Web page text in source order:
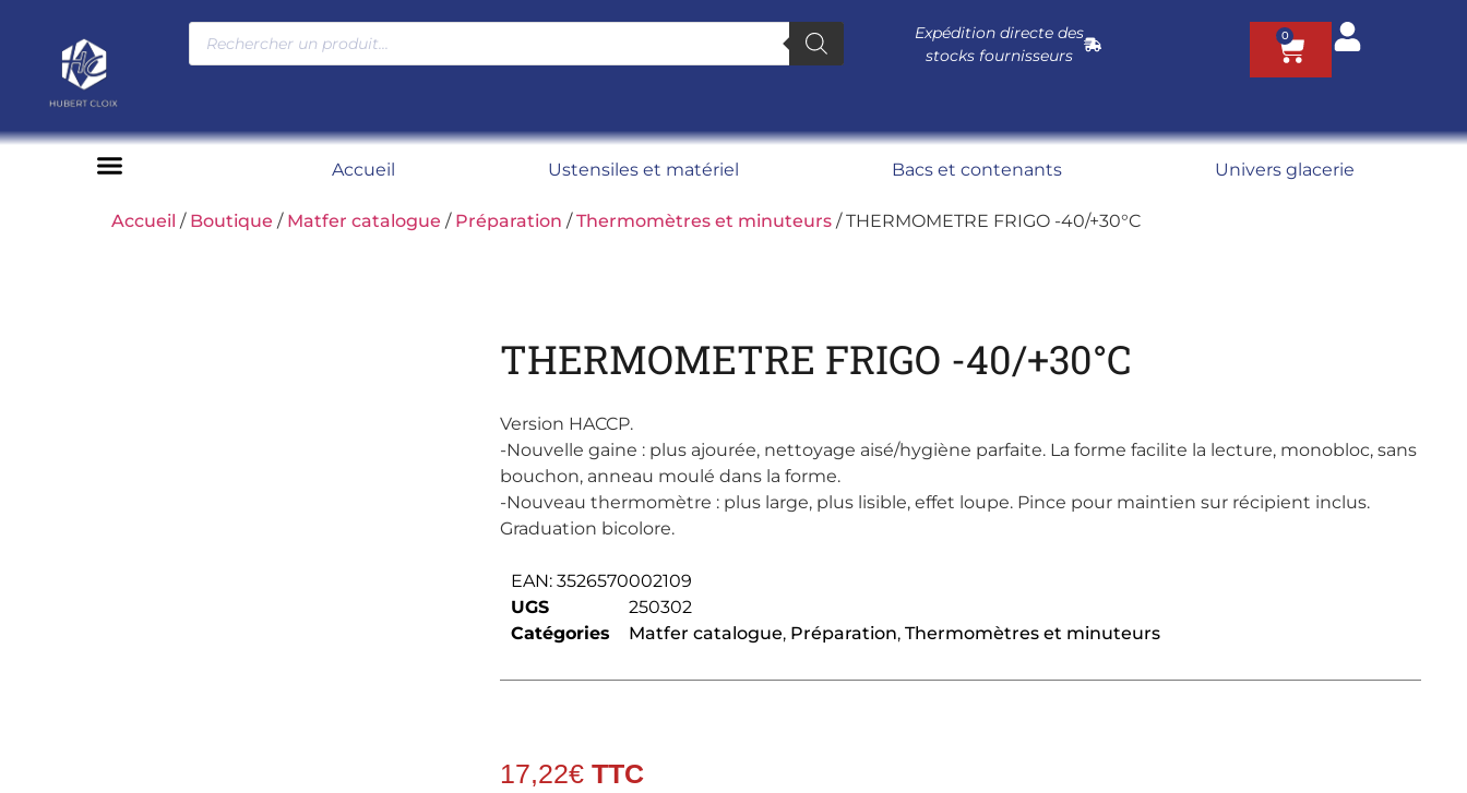
Expédition directe des
stocks fournisseurs
0
Accueil Ustensiles et matériel Bacs et contenants Univers glacerie
Accueil / Boutique / Matfer catalogue / Préparation /Thermomètres et minuteurs / THERMOMETRE FRIGO -40/+30°C
THERMOMETRE FRIGO -40/+30°C
Version HACCP.
-Nouvelle gaine : plus ajourée, nettoyage aisé/hygiène parfaite. La forme facilite la lecture, monobloc, sans
bouchon, anneau moulé dans la forme.
-Nouveau thermomètre : plus large, plus lisible, effet loupe. Pince pour maintien sur récipient inclus.
Graduation bicolore.
EAN: 3526570002109
UGS
250302
Catégories
Matfer catalogue, Préparation, Thermomètres et minuteurs
17,22€